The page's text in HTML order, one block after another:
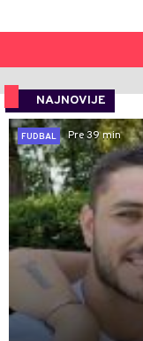
NAJNOVIJE
FUDBAL
Pre 39 min